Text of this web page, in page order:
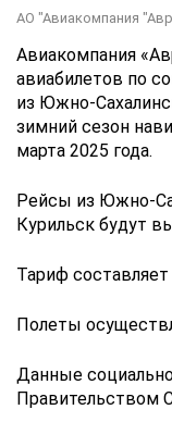
АО "Авиакомпания
Авиакомпания
авиабилетов по
из Южно-
зимний сезон
марта 2025 года.
Рейсы из Южно-
Курильск будут
Тариф составляет
Полеты
Данные
Правительством